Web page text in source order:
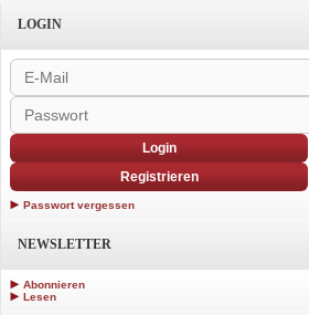
LOGIN
Login
Registrieren
Passwort vergessen
NEWSLETTER
Abonnieren
Lesen